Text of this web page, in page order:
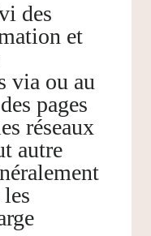
des
et
via ou au
pages
réseaux
autre